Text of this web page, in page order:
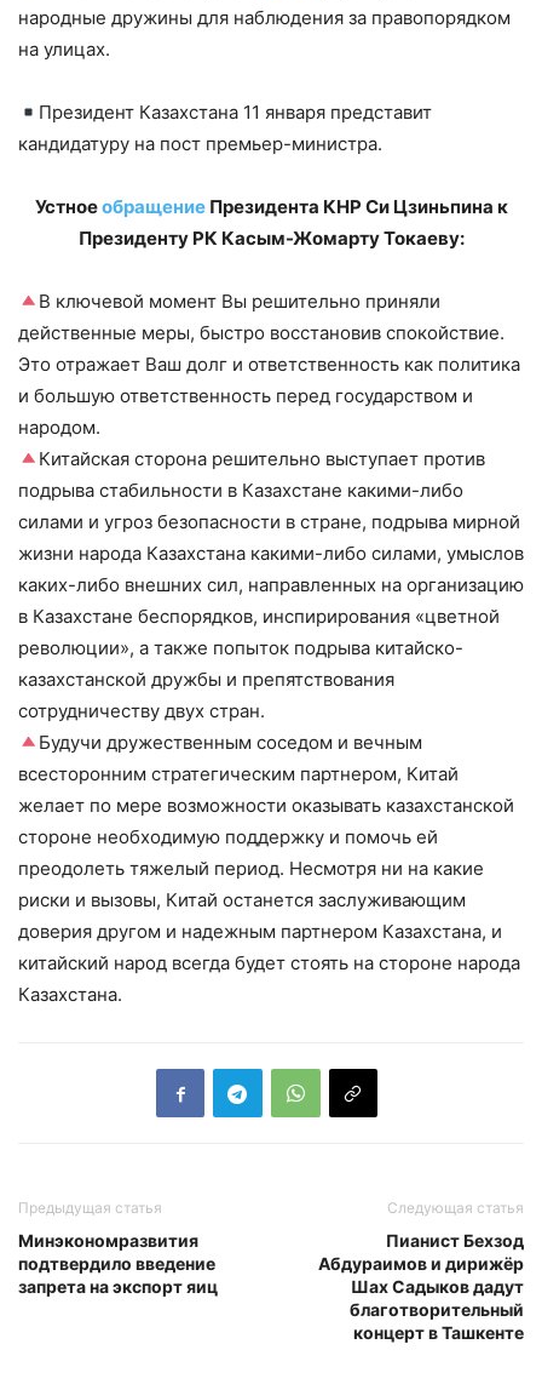
народные дружины для наблюдения за правопорядком
на улицах.
Президент Казахстана 11 января представит
кандидатуру на пост премьер-министра.
УстноеобращениеПрезидента КНР Си Цзиньпина к
Президенту РК Касым-Жомарту Токаеву:
В ключевой момент Вы решительно приняли
действенные меры, быстро восстановив спокойствие.
Это отражает Ваш долг и ответственность как политика
и большую ответственность перед государством и
народом.
Китайская сторона решительно выступает против
подрыва стабильности в Казахстане какими-либо
силами и угроз безопасности в стране, подрыва мирной
жизни народа Казахстана какими-либо силами, умыслов
каких-либо внешних сил, направленных на организацию
в Казахстане беспорядков, инспирирования «цветной
революции», а также попыток подрыва китайско-
казахстанской дружбы и препятствования
сотрудничеству двух стран.
Будучи дружественным соседом и вечным
всесторонним стратегическим партнером, Китай
желает по мере возможности оказывать казахстанской
стороне необходимую поддержку и помочь ей
преодолеть тяжелый период. Несмотря ни на какие
риски и вызовы, Китай останется заслуживающим
доверия другом и надежным партнером Казахстана, и
китайский народ всегда будет стоять на стороне народа
Казахстана.
Предыдущая статья
Минэкономразвития
подтвердило введение
запрета на экспорт яиц
Следующая статья
Пианист Бехзод
Абдураимов и дирижёр
Шах Садыков дадут
благотворительный
концерт в Ташкенте